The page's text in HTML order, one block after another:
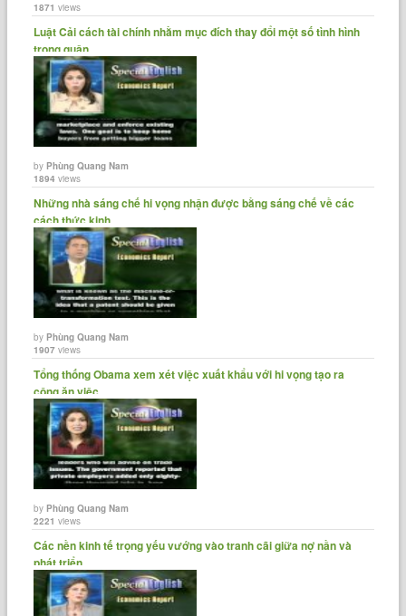
1871 views
Luật Cải cách tài chính nhằm mục đích thay đổi một số tình hình
trong quận......
byPhùng Quang Nam
1894 views
Những nhà sáng chế hi vọng nhận được bằng sáng chế về các
cách thức kinh......
byPhùng Quang Nam
1907 views
Tổng thống Obama xem xét việc xuất khẩu với hi vọng tạo ra
công ăn việc......
byPhùng Quang Nam
2221 views
Các nền kinh tế trọng yếu vướng vào tranh cãi giữa nợ nần và
phát triển